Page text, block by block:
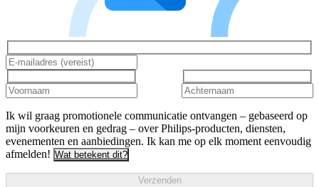
Ik wil graag promotionele communicatie ontvangen – gebaseerd op
mijn voorkeuren en gedrag – over Philips-producten, diensten,
evenementen en aanbiedingen. Ik kan me op elk moment eenvoudig
afmelden! Wat betekent dit?
Verzenden